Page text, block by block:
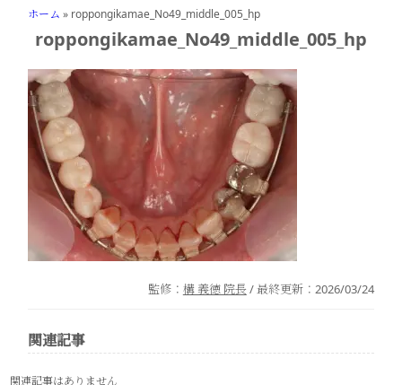
ホーム » roppongikamae_No49_middle_005_hp
roppongikamae_No49_middle_005_hp
監修： 構 義徳 院長 / 最終更新： 2026/03/24
関連記事
関連記事はありません